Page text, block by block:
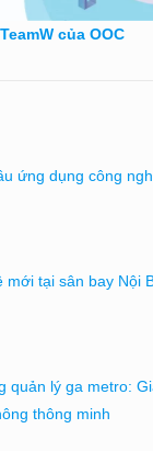
của OOC
ứng dụng công
mới tại sân bay Nội
quản lý ga metro:
thông minh